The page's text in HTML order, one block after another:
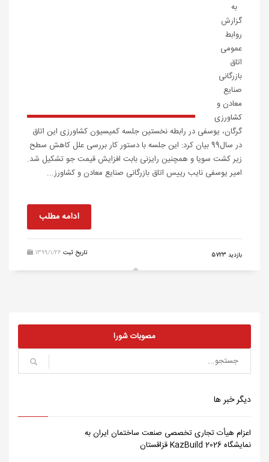
به
گزارش
روابط
عمومی
اتاق
بازرگانی
صنایع
معادن و
کشاورزی
گرگان، یوسفی در رابطه نخستین جلسه کمیسیون کشاورزی این اتاق
در سال99 بیان کرد: این جلسه با دستور کار بررسی علل کاهش سطح
زیر کشت سویا و همچنین رایزنی بابت افزایش قیمت جو تشکیل شد.
امیر یوسفی نایب رییس اتاق بازرگانی صنایع معادن و کشاورز...
ادامه مطلب
1399/1/26 تاریخ ثبت بازدید 5723
مصوبات شورا
دیگر خبر ها
اعزام هیأت تجاری تخصصی صنعت ساختمان ایران به
نمایشگاه KazBuild 2026 قزاقستان